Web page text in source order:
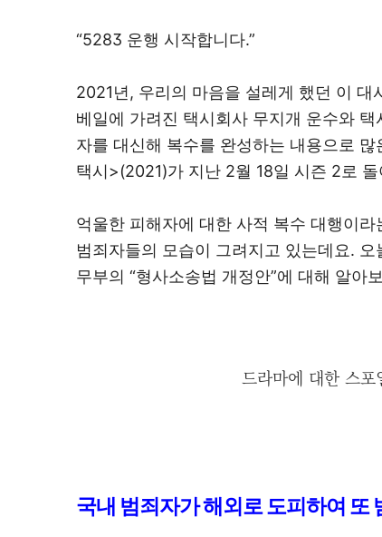
“5283 운행 시작합니다.”
2021년 , 우리의 마음을 설레게 했던 이 대
베일에 가려진 택시회사 무지개 운수와 택
자를 대신해 복수를 완성하는 내용으로
택시>(2021)가 지난 2월 18일 시즌 2로
억울한 피해자에 대한 사적 복수 대행이
범죄자들의 모습이 그려지고 있는데요. 오
무부의 “형사소송법 개정안”에 대해 알아
드라마에 대한 스
국내 범죄자가 해외로 도피하여 또